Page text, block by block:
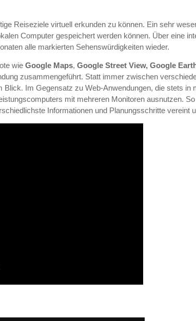
Reiseziele virtuell erkunden zu können. Ein sehr
Computer gespeichert werden können. Über eine
alle markierten Sehenswürdigkeiten wieder.
wieGoogle Maps,Google Street View, Google
zusammengeführt. Statt immer zwischen
Blick. Im Gegensatz zu Web-Anwendungen, die stets
mit mehreren Monitoren ausnutzen.
Informationen und Planungsschritte vereint